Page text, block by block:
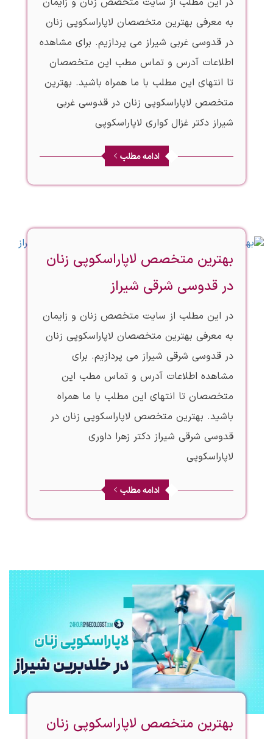
به معرفی بهترین متخصصان لاپاراسکوپی زنان
در قدوسی غربی شیراز می پردازیم. برای مشاهده
اطلاعات آدرس و تماس مطب این متخصصان
تا انتهای این مطلب با ما همراه باشید. بهترین
متخصص لاپاراسکوپی زنان در قدوسی غربی
شیراز دکتر غزال کواری لاپاراسکوپی
ادامه مطلب
بهترین متخصص لاپاراسکوپی زنان
در قدوسی شرقی شیراز
در این مطلب از سایت متخصص زنان و زایمان
به معرفی بهترین متخصصان لاپاراسکوپی زنان
در قدوسی شرقی شیراز می پردازیم. برای
مشاهده اطلاعات آدرس و تماس مطب این
متخصصان تا انتهای این مطلب با ما همراه
باشید. بهترین متخصص لاپاراسکوپی زنان در
قدوسی شرقی شیراز دکتر زهرا داوری
لاپاراسکوپی
ادامه مطلب
بهترین متخصص لاپاراسکوپی زنان